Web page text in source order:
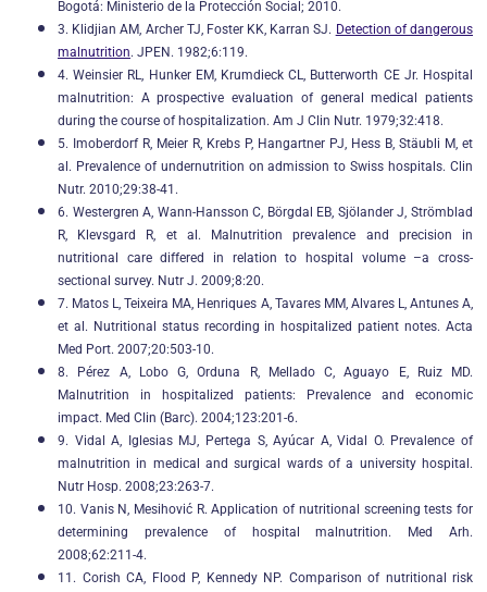
Bogotá: Ministerio de la Protección Social; 2010.
3. Klidjian AM, Archer TJ, Foster KK, Karran SJ. Detection of dangerous
malnutrition. JPEN. 1982;6:119.
4. Weinsier RL, Hunker EM, Krumdieck CL, Butterworth CE Jr. Hospital
malnutrition: A prospective evaluation of general medical patients
during the course of hospitalization. Am J Clin Nutr. 1979;32:418.
5. Imoberdorf R, Meier R, Krebs P, Hangartner PJ, Hess B, Stäubli M, et
al. Prevalence of undernutrition on admission to Swiss hospitals. Clin
Nutr. 2010;29:38-41.
6. Westergren A, Wann-Hansson C, Börgdal EB, Sjölander J, Strömblad
R, Klevsgard R, et al. Malnutrition prevalence and precision in
nutritional care differed in relation to hospital volume –a cross-
sectional survey. Nutr J. 2009;8:20.
7. Matos L, Teixeira MA, Henriques A, Tavares MM, Alvares L, Antunes A,
et al. Nutritional status recording in hospitalized patient notes. Acta
Med Port. 2007;20:503-10.
8. Pérez A, Lobo G, Orduna R, Mellado C, Aguayo E, Ruiz MD.
Malnutrition in hospitalized patients: Prevalence and economic
impact. Med Clin (Barc). 2004;123:201-6.
9. Vidal A, Iglesias MJ, Pertega S, Ayúcar A, Vidal O. Prevalence of
malnutrition in medical and surgical wards of a university hospital.
Nutr Hosp. 2008;23:263-7.
10. Vanis N, Mesihović R. Application of nutritional screening tests for
determining prevalence of hospital malnutrition. Med Arh.
2008;62:211-4.
11. Corish CA, Flood P, Kennedy NP. Comparison of nutritional risk